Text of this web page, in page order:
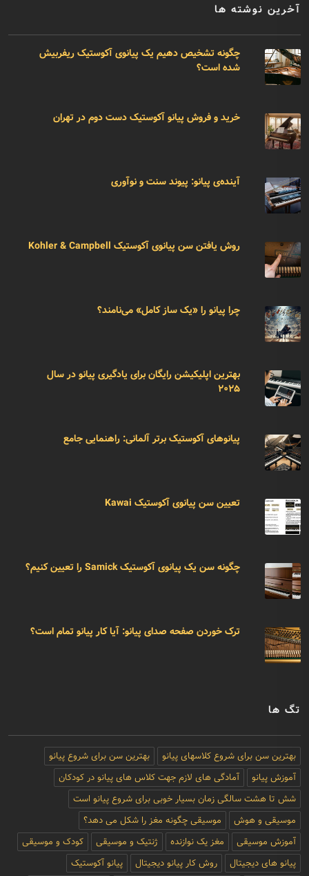
آخرین نوشته ها
چگونه تشخیص دهیم یک پیانوی آکوستیک ریفربیش
شده است؟
خرید و فروش پیانو آکوستیک دست دوم در تهران
آینده‌ی پیانو: پیوند سنت و نوآوری
روش یافتن سن پیانوی آکوستیک Kohler & Campbell
چرا پیانو را «یک ساز کامل» می‌نامند؟
بهترین اپلیکیشن رایگان برای یادگیری پیانو در سال
۲۰۲۵
پیانوهای آکوستیک برتر آلمانی: راهنمایی جامع
تعیین سن پیانوی آکوستیک Kawai
چگونه سن یک پیانوی آکوستیک Samick را تعیین کنیم؟
ترک خوردن صفحه صدای پیانو: آیا کار پیانو تمام است؟
تگ ها
بهترین سن برای شروع کلاسهای پیانو
بهترین سن برای شروع پیانو
آموزش پیانو
آمادگی های لازم جهت کلاس های پیانو در کودکان
شش تا هشت سالگی زمان بسیار خوبی برای شروع پیانو است
موسیقی و هوش
موسیقی چگونه مغز را شکل می دهد؟
آموزش موسیقی
مغز یک نوازنده ژنتیک و موسیقی
کودک و موسیقی
پیانو های دیجیتال
روش کار پیانو دیجیتال
پیانو آکوستیک